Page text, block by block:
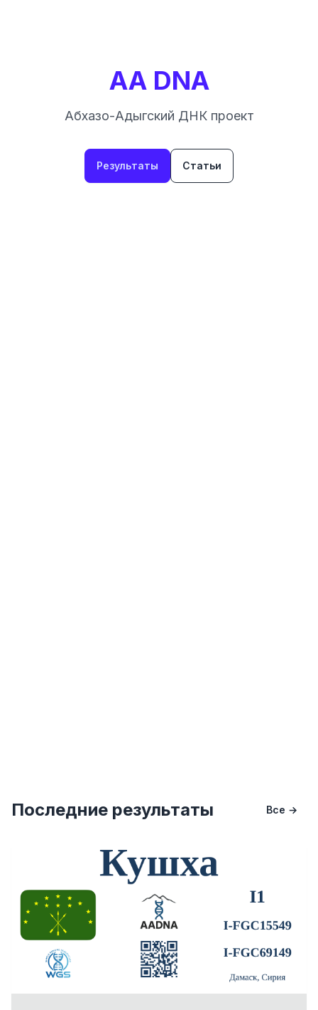
AA DNA
Абхазо-Адыгский ДНК проект
Результаты Статьи
Последние результаты Все →